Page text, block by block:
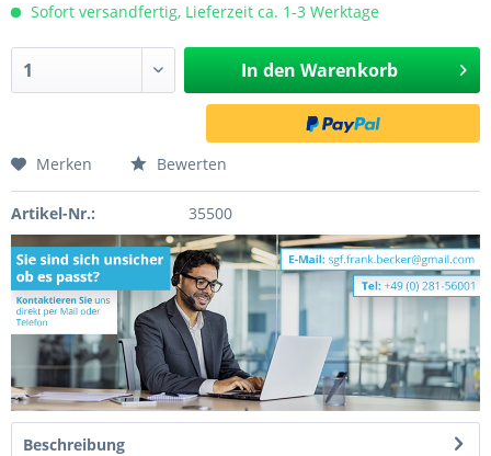
Sofort versandfertig, Lieferzeit ca. 1-3 Werktage
In den Warenkorb
Merken Bewerten
Artikel-Nr.: 35500
Beschreibung